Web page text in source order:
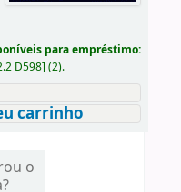
para empréstimo:
D598] (2).
carrinho
o